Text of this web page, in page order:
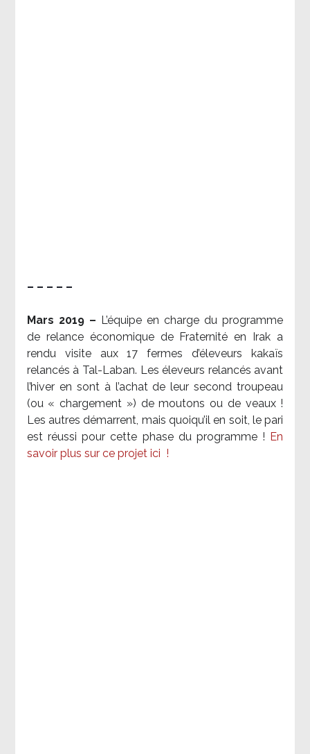
– – – – –
Mars 2019 – L’équipe en charge du programme
de relance économique de Fraternité en Irak a
rendu visite aux 17 fermes d’éleveurs kakaïs
relancés à Tal-Laban. Les éleveurs relancés avant
l’hiver en sont à l’achat de leur second troupeau
(ou « chargement ») de moutons ou de veaux !
Les autres démarrent, mais quoiqu’il en soit, le pari
est réussi pour cette phase du programme ! En
savoir plus sur ce projet ici !